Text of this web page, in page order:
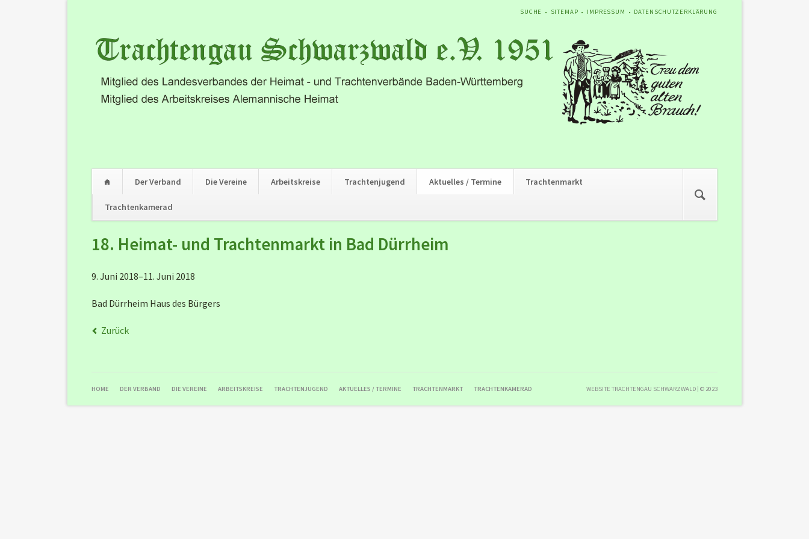
NAVIGATION
SUCHE SITEMAP IMPRESSUM DATENSCHUTZERKLÄRUNG
Der Verband Die Vereine Arbeitskreise Trachtenjugend Aktuelles / Termine Trachtenmarkt
Trachtenkamerad
überspringen
18. Heimat- und Trachtenmarkt in Bad Dürrheim
9. Juni 2018–11. Juni 2018
Bad Dürrheim Haus des Bürgers
Zurück
NAVIGATION
HOME DER VERBAND DIE VEREINE ARBEITSKREISE TRACHTENJUGEND AKTUELLES / TERMINE TRACHTENMARKT TRACHTENKAMERAD WEBSITE TRACHTENGAU SCHWARZWALD | © 2023